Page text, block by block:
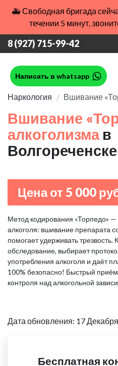
🚑 Свободная бригада
течении 5 минут,
8 (927) 715-99-42
Написать в whatsapp
Наркология Вшивание
Вшивание
алкоголизма в
Волгореченске
Цена от 5 000
Метод кодирования «Торпедо»
алкоголя: вшивание препарата
помогает удерживать трезвость.
обследование, выбирает
употребления алкоголя и даёт
100% безопасно! Быстрый
контроля над алкогольной
Дата обновления: 17
Бесплатная